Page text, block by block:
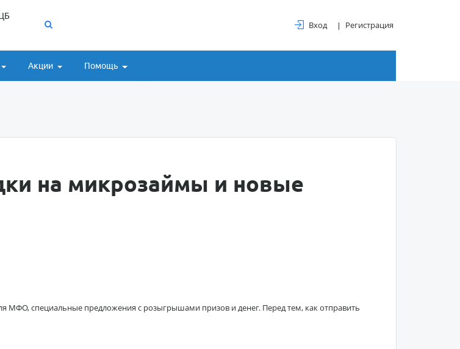
Вход Регистрация
Акции Помощь
на микрозаймы и новые
специальные предложения с розыгрышами призов и денег. Перед тем, как отправить